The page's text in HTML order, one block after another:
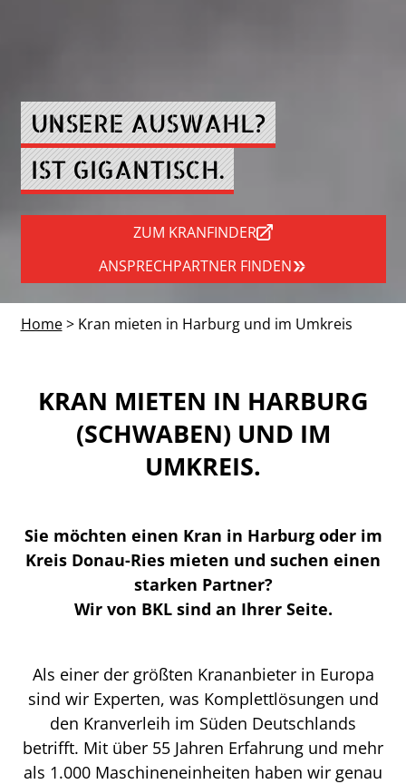
UNSERE AUSWAHL?
IST GIGANTISCH.
ZUM KRANFINDER
ANSPRECHPARTNER FINDEN
Home> Kran mieten in Harburg und im Umkreis
KRAN MIETEN IN HARBURG
(SCHWABEN) UND IM
UMKREIS.
Sie möchten einen Kran in Harburg oder im
Kreis Donau-Ries mieten und suchen einen
starken Partner?
Wir von BKL sind an Ihrer Seite.
Als einer der größten Krananbieter in Europa
sind wir Experten, was Komplettlösungen und
den Kranverleih im Süden Deutschlands
betrifft. Mit über 55 Jahren Erfahrung und mehr
als 1.000 Maschineneinheiten haben wir genau